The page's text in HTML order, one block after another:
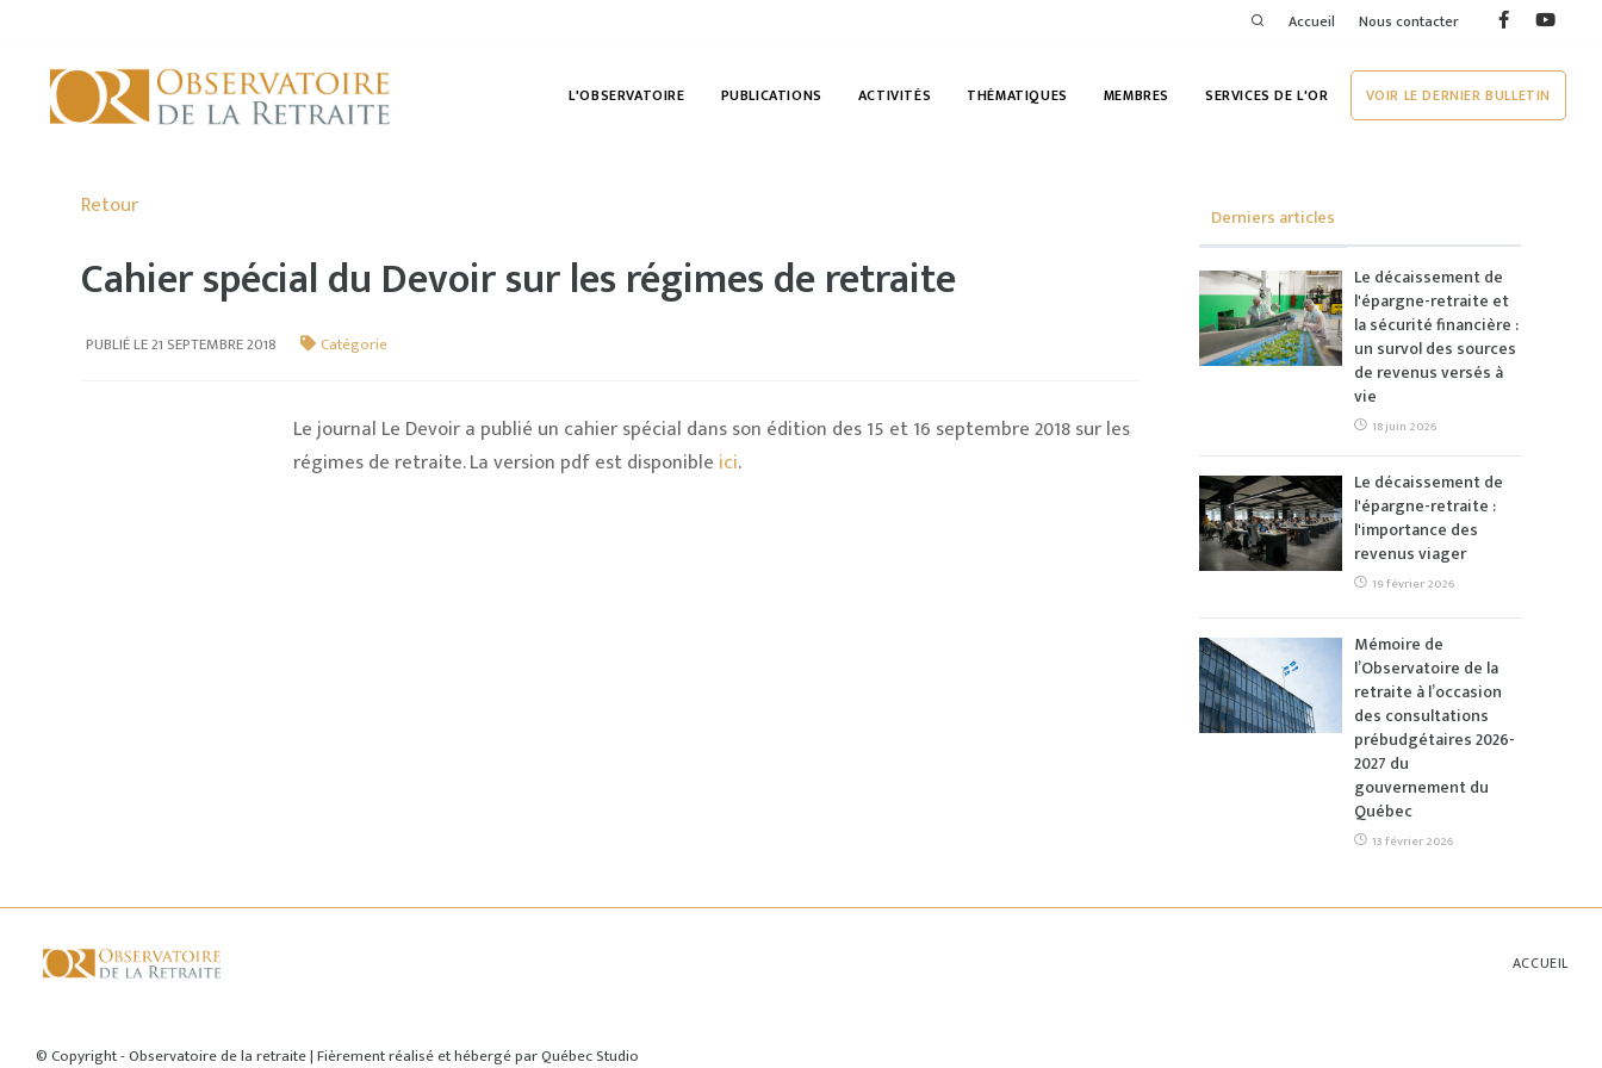
Accueil Nous contacter
L'OBSERVATOIRE PUBLICATIONS ACTIVITÉS THÉMATIQUES MEMBRES SERVICES DE L'OR VOIR LE DERNIER BULLETIN
Retour
Cahier spécial du Devoir sur les régimes de retraite
PUBLIÉ LE 21 SEPTEMBRE 2018 Catégorie
Le journal Le Devoir a publié un cahier spécial dans son édition des 15 et 16 septembre 2018 sur les
régimes de retraite. La version pdf est disponible ici.
Derniers articles
Le décaissement de
l'épargne-retraite et
la sécurité financière :
un survol des sources
de revenus versés à
vie
18 juin 2026
Le décaissement de
l'épargne-retraite :
l'importance des
revenus viager
19 février 2026
Mémoire de
l’Observatoire de la
retraite à l’occasion
des consultations
prébudgétaires 2026-
2027 du
gouvernement du
Québec
13 février 2026
ACCUEIL
© Copyright - Observatoire de la retraite | Fièrement réalisé et hébergé parQuébec Studio